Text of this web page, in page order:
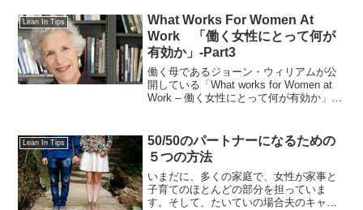
す。一方で女性は、優しく、面倒見...
Lean In Tips
What Works For Women At
Work 「働く女性にとって何が
有効か」-Part3
働く母であるジョーン・ウィリアムが公
開している「What works for Women at
Work – 働く女性にとって何が有効か」で
ン・ウィリアムです。私は教授...
Lean In Tips
50/50のパートナーになるための
５つの方法
いまだに、多くの家庭で、女性が家事と
子育てのほとんどの部分を担っていま
す。そして、たいていの場合夫のキャリ